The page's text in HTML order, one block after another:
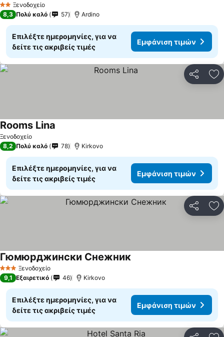
2 ΑστέριαΞενοδοχείο
8,3 Πολύ καλό 57 Ardino
Επιλέξτε ημερομηνίες, για να
δείτε τις ακριβείς τιμές
Εμφάνιση τιμών
Ξενοδοχείο
Rooms Lina
8,2 Πολύ καλό 78 Kirkovo
Επιλέξτε ημερομηνίες, για να
δείτε τις ακριβείς τιμές
Εμφάνιση τιμών
3 ΑστέριαΞενοδοχείο
Гюмюрджински Снежник
9,1 Εξαιρετικό 46 Kirkovo
Επιλέξτε ημερομηνίες, για να
δείτε τις ακριβείς τιμές
Εμφάνιση τιμών